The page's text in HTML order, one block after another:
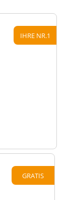
IHRE NR.1
GRATIS